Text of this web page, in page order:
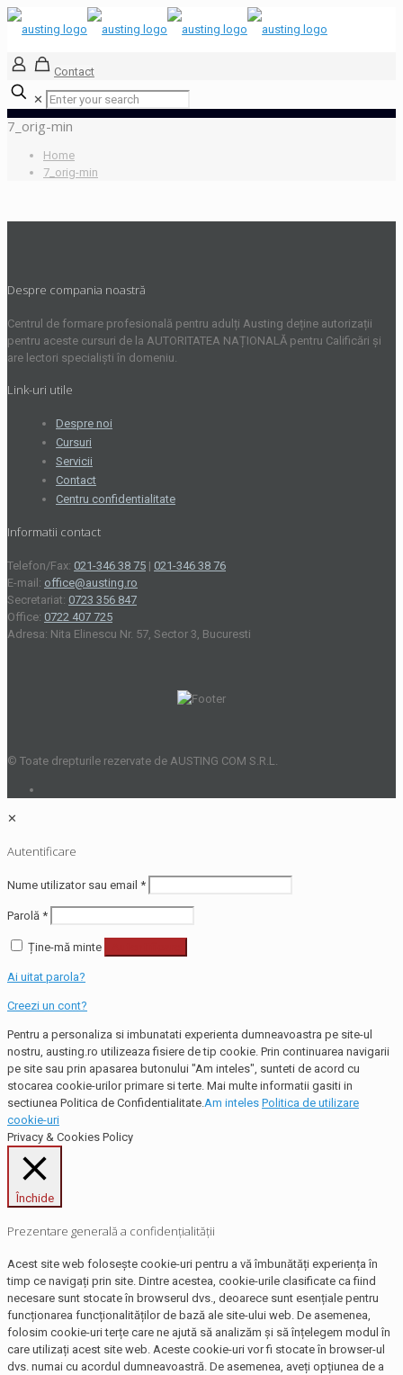
Contact
✕
7_orig-min
Home
7_orig-min
Despre compania noastră
Centrul de formare profesională pentru adulți Austing deține autorizații
pentru aceste cursuri de la AUTORITATEA NAȚIONALĂ pentru Calificări și
are lectori specialiști în domeniu.
Link-uri utile
Despre noi
Cursuri
Servicii
Contact
Centru confidentialitate
Informatii contact
Telefon/Fax: 021-346 38 75 | 021-346 38 76
E-mail: office@austing.ro
Secretariat: 0723 356 847
Office: 0722 407 725
Adresa: Nita Elinescu Nr. 57, Sector 3, Bucuresti
© Toate drepturile rezervate de AUSTING COM S.R.L.
✕
Autentificare
Nume utilizator sau email *
Parolă *
Ține-mă minte
Ai uitat parola?
Creezi un cont?
Pentru a personaliza si imbunatati experienta dumneavoastra pe site-ul
nostru, austing.ro utilizeaza fisiere de tip cookie. Prin continuarea navigarii
pe site sau prin apasarea butonului "Am inteles", sunteti de acord cu
stocarea cookie-urilor primare si terte. Mai multe informatii gasiti in
sectiunea Politica de Confidentialitate. Am inteles Politica de utilizare
cookie-uri
Privacy & Cookies Policy
Închide
Prezentare generală a confidențialității
Acest site web folosește cookie-uri pentru a vă îmbunătăți experiența în
timp ce navigați prin site. Dintre acestea, cookie-urile clasificate ca fiind
necesare sunt stocate în browserul dvs., deoarece sunt esențiale pentru
funcționarea funcționalităților de bază ale site-ului web. De asemenea,
folosim cookie-uri terțe care ne ajută să analizăm și să înțelegem modul în
care utilizați acest site web. Aceste cookie-uri vor fi stocate în browser-ul
dvs. numai cu acordul dumneavoastră. De asemenea, aveți opțiunea de a